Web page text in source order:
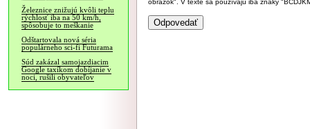
Železnice znižujú kvôli teplu
rýchlosť iba na 50 km/h,
spôsobuje to meškanie
Odštartovala nová séria
populárneho sci-fi Futurama
Súd zakázal samojazdiacim
Google taxíkom dobíjanie v
noci, rušili obyvateľov
obrázok". V texte sa používajú iba znaky